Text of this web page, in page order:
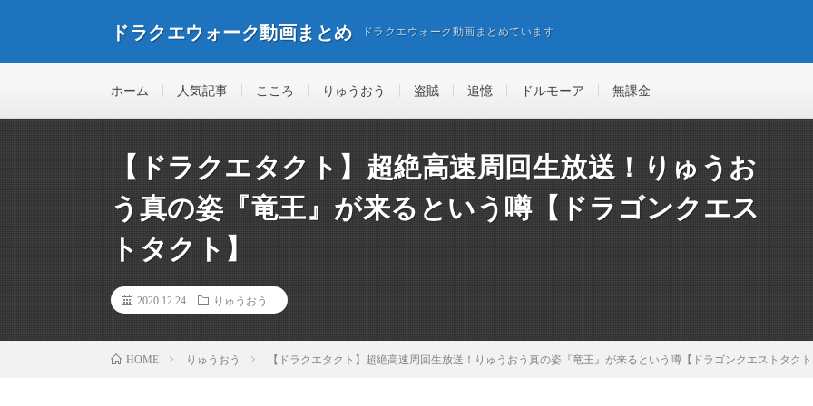
ドラクエウォーク動画まとめ ドラクエウォーク動画まとめています
ホーム 人気記事 こころ りゅうおう 盗賊 追憶 ドルモーア 無課金
【ドラクエタクト】超絶高速周回生放送！りゅうお
う真の姿『竜王』が来るという噂【ドラゴンクエス
トタクト】
2020.12.24 りゅうおう
HOME りゅうおう 【ドラクエタクト】超絶高速周回生放送！りゅうおう真の姿『竜王』が来るという噂【ドラゴンクエストタク